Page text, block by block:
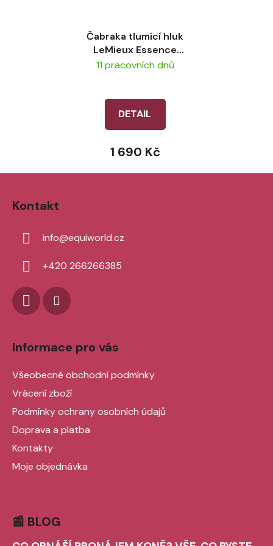
Čabraka tlumící hluk
LeMieux Essence
Acoustic Black
11 pracovních dnů
DETAIL
1 690 Kč
Kontakt
info@equiworld.cz
+420 266266385
Informace pro vás
Všeobecné obchodní podmínky
Vrácení zboží
Podmínky ochrany osobních údajů
Doprava a platba
Kontakty
Moje objednávka
📰 BLOG